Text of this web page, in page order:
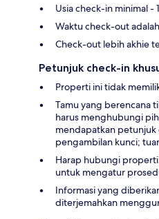
Usia check-in minimal -
Waktu check-out
Check-out lebih akhie
Petunjuk check-in
Properti ini tidak
Tamu yang berencana
harus menghubungi
mendapatkan
pengambilan kunci;
Harap hubungi
untuk mengatur
Informasi yang
diterjemahkan